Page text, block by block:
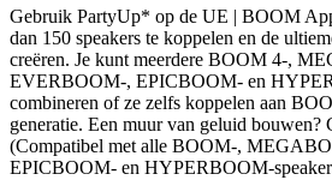
Gebruik PartyUp* op de UE | BOOM
dan 150 speakers te koppelen en de
creëren. Je kunt meerdere BOOM 4-,
EVERBOOM-, EPICBOOM- en
combineren of ze zelfs koppelen aan
generatie. Een muur van geluid bouwen?
(Compatibel met alle BOOM-,
EPICBOOM- en HYPERBOOM-